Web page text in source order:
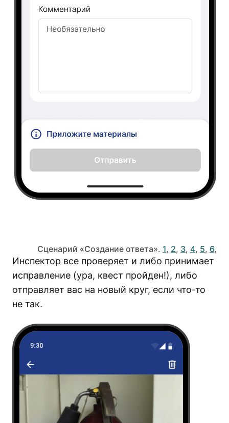
Сценарий «Создание ответа». 1, 2, 3, 4, 5, 6,
Инспектор все проверяет и либо принимает
исправление (ура, квест пройден!), либо
отправляет вас на новый круг, если что-то
не так.